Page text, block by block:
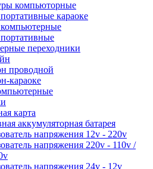
компьюторные
караоке
переходники
проводной
караоке
карта
аккумуляторная батарея
напряжения 12v - 220v
напряжения 220v - 110v /
напряжения 24v - 12v